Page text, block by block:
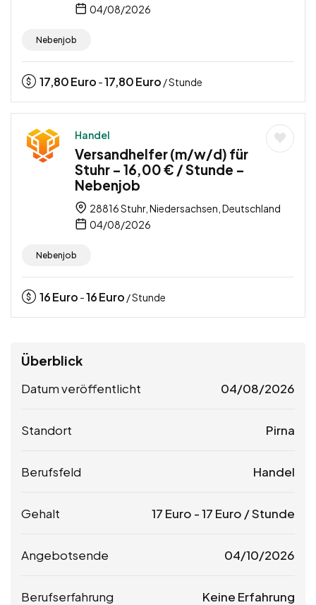
04/08/2026
Nebenjob
17,80Euro -17,80Euro / Stunde
Handel
Versandhelfer (m/w/d) für
Stuhr – 16,00 € / Stunde –
Nebenjob
28816 Stuhr, Niedersachsen, Deutschland
04/08/2026
Nebenjob
16Euro -16Euro / Stunde
Überblick
Datum veröffentlicht 04/08/2026
Standort Pirna
Berufsfeld Handel
Gehalt 17 Euro -17 Euro / Stunde
Angebotsende 04/10/2026
Berufserfahrung Keine Erfahrung